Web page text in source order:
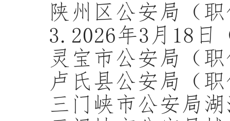
陕州区公安局（
3. 2026年3 月 18 日
灵宝市公安局（
卢氏县公安局（
三门峡市公安局